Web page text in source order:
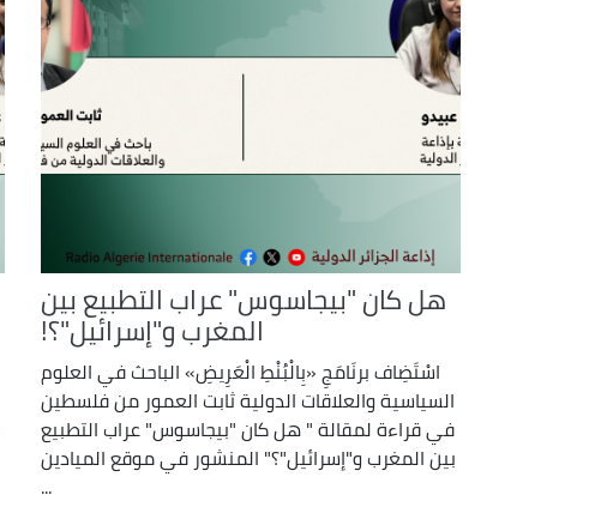
هل كان "بيجاسوس" عراب التطبيع بين
المغرب و"إسرائيل"؟!
اسْتَضِاف برنَامَجِ «بِالْبُنْطِ الْعَرِيضِ» الباحث في العلوم
السياسية والعلاقات الدولية ثابت العمور من فلسطين
في قراءة لمقالة " هل كان "بيجاسوس" عراب التطبيع
بين المغرب و"إسرائيل"؟" المنشور في موقع الميادين
...